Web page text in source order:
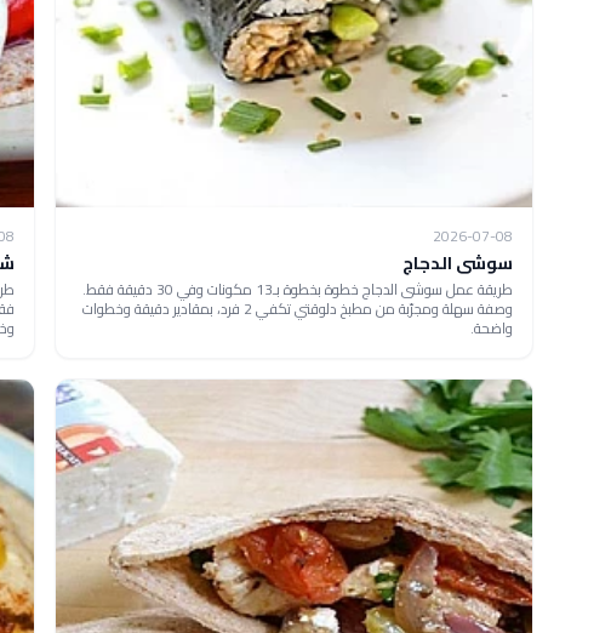
2026-07-08
سوشى الدجاج
طريقة عمل سوشى الدجاج خطوة بخطوة بـ13 مكونات وفي 30 دقيقة فقط.
وصفة سهلة ومجرّبة من مطبخ دلوقتي تكفي 2 فرد، بمقادير دقيقة وخطوات
واضحة.